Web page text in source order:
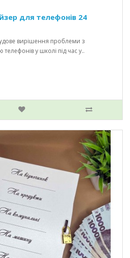
для телефонів 24
вирішення проблеми з
телефонів у школі під час у..